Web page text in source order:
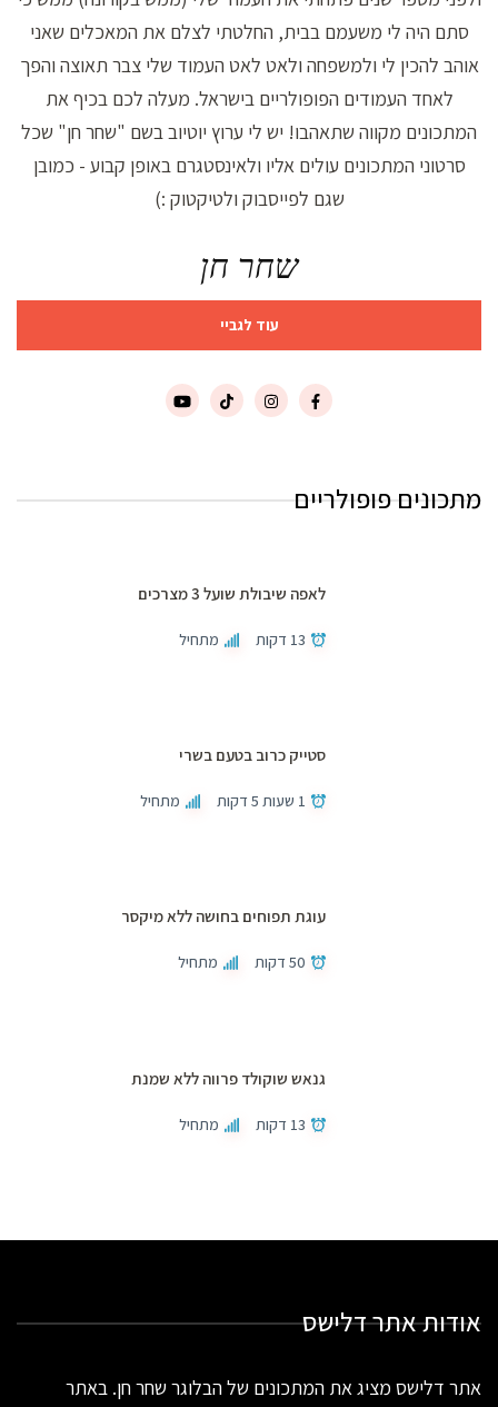
סתם היה לי משעמם בבית, החלטתי לצלם את המאכלים שאני
אוהב להכין לי ולמשפחה ולאט לאט העמוד שלי צבר תאוצה והפך
לאחד העמודים הפופולריים בישראל. מעלה לכם בכיף את
המתכונים מקווה שתאהבו! יש לי ערוץ יוטיוב בשם "שחר חן" שכל
סרטוני המתכונים עולים אליו ולאינסטגרם באופן קבוע - כמובן
שגם לפייסבוק ולטיקטוק :)
שחר חן
עוד לגביי
מתכונים פופולריים
לאפה שיבולת שועל 3 מצרכים
13 דקות מתחיל
סטייק כרוב בטעם בשרי
1 שעות 5 דקות מתחיל
עוגת תפוחים בחושה ללא מיקסר
50 דקות מתחיל
גנאש שוקולד פרווה ללא שמנת
13 דקות מתחיל
אודות אתר דלישס
אתר דלישס מציג את המתכונים של הבלוגר שחר חן. באתר